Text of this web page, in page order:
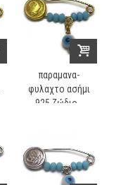
παραμανα-
φυλαχτο ασήμι
925 ζώδιο...